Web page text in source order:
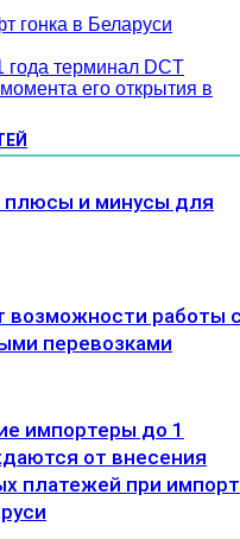
гонка в Беларуси
года терминал DCT
его открытия в
и минусы для
возможности работы
перевозками
импортеры до 1
от внесения
платежей при